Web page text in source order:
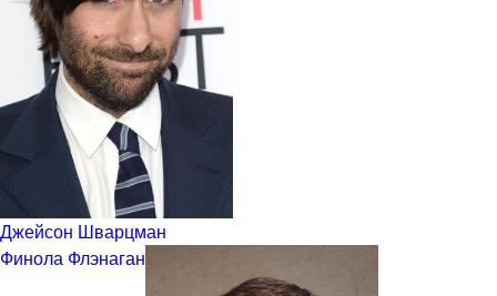
Джейсон Шварцман
Финола Флэнаган